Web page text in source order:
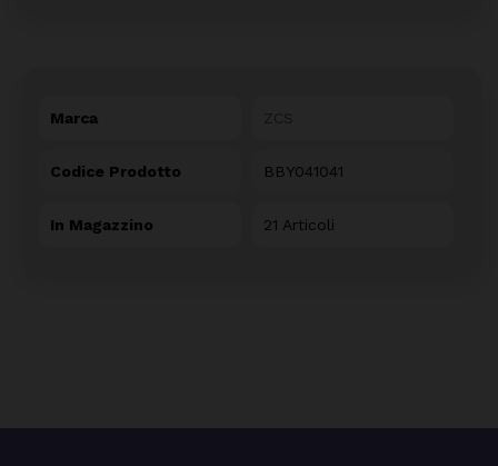
Marca ZCS
Codice Prodotto BBY041041
In Magazzino 21 Articoli